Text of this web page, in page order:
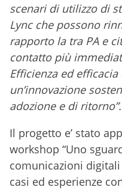
scenari di utilizzo di
Lync che possono
rapporto la tra PA e
contatto più
Efficienza ed
un’innovazione
adozione e di ritorno”.
Il progetto e’ stato
workshop “Uno
comunicazioni digitali
casi ed esperienze